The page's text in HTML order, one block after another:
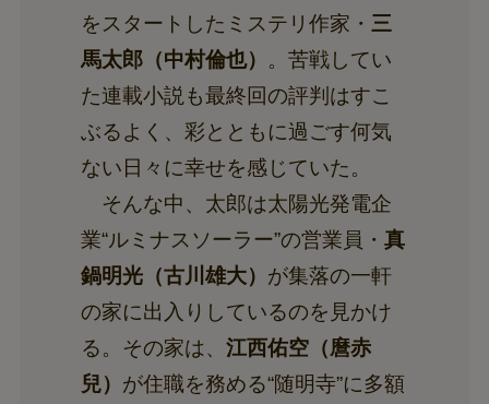
をスタートしたミステリ作家・ 三
馬太郎（中村倫也） 。苦戦してい
た連載小説も最終回の評判はすこ
ぶるよく、彩とともに過ごす何気
ない日々に幸せを感じていた。
そんな中、太郎は太陽光発電企
業“ルミナスソーラー”の営業員・真
鍋明光（古川雄大） が集落の一軒
の家に出入りしているのを見かけ
る。その家は、江西佑空（麿赤
兒） が住職を務める“随明寺”に多額